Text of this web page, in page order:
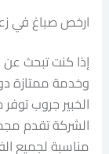
ارخص صباغ في
إذا كنت تبحث
وخدمة ممتازة
الخبير جروب
الشركة تقدم
مناسبة لجميع